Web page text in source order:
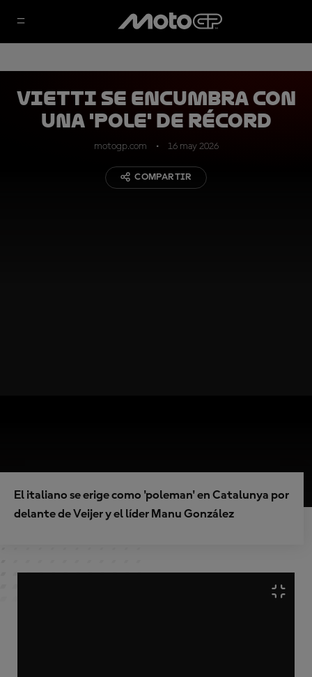
Vietti se encumbra con
una 'pole' de récord
motogp.com 16 may 2026
COMPARTIR
El italiano se erige como 'poleman' en Catalunya por
delante de Veijer y el líder Manu González